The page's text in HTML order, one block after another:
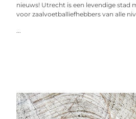
nieuws! Utrecht is een levendige stad
voor zaalvoetballiefhebbers van alle
...